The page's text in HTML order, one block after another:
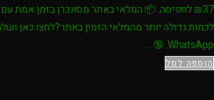
₪37 לחפיסה. 📦 המלאי באתר מסונכרן בזמן אמת
לכמות גדולה יותר מהמלאי הזמין באתר?לחצו כאן
WhatsApp. 🔞…
הוספה לסל